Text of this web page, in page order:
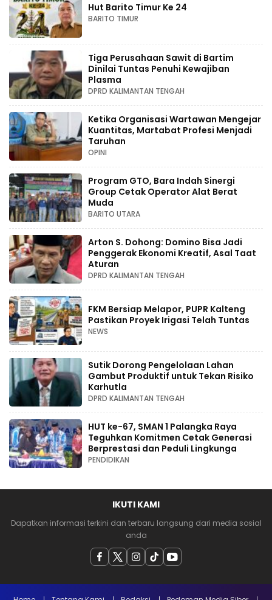
Hut Barito Timur Ke 24
BARITO TIMUR
Tiga Perusahaan Sawit di Bartim
Dinilai Tuntas Penuhi Kewajiban
Plasma
DPRD KALIMANTAN TENGAH
Ketika Organisasi Wartawan Mengejar
Kuantitas, Martabat Profesi Menjadi
Taruhan
OPINI
Program GTO, Bara Indah Sinergi
Group Cetak Operator Alat Berat
Muda
BARITO UTARA
Arton S. Dohong: Domino Bisa Jadi
Penggerak Ekonomi Kreatif, Asal Taat
Aturan
DPRD KALIMANTAN TENGAH
FKM Bersiap Melapor, PUPR Kalteng
Pastikan Proyek Irigasi Telah Tuntas
NEWS
Sutik Dorong Pengelolaan Lahan
Gambut Produktif untuk Tekan Risiko
Karhutla
DPRD KALIMANTAN TENGAH
HUT ke-67, SMAN 1 Palangka Raya
Teguhkan Komitmen Cetak Generasi
Berprestasi dan Peduli Lingkunga
PENDIDIKAN
IKUTI KAMI
Dapatkan informasi terkini dan terbaru langsung dari media sosial
anda